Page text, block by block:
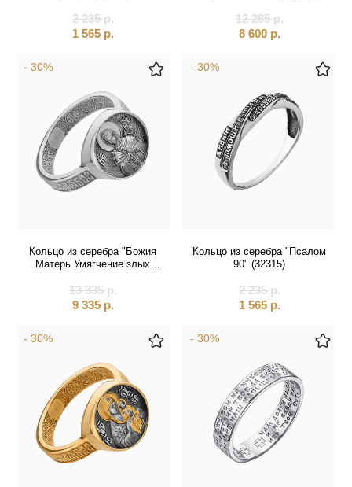
2 235р.
1 565 р.
12 285р.
8 600 р.
- 30%
Кольцо из серебра "Божия
Матерь Умягчение злых
13 335р.
9 335 р.
- 30%
Кольцо из серебра "Псалом
90" (32315)
2 235р.
1 565 р.
- 30% - 30%